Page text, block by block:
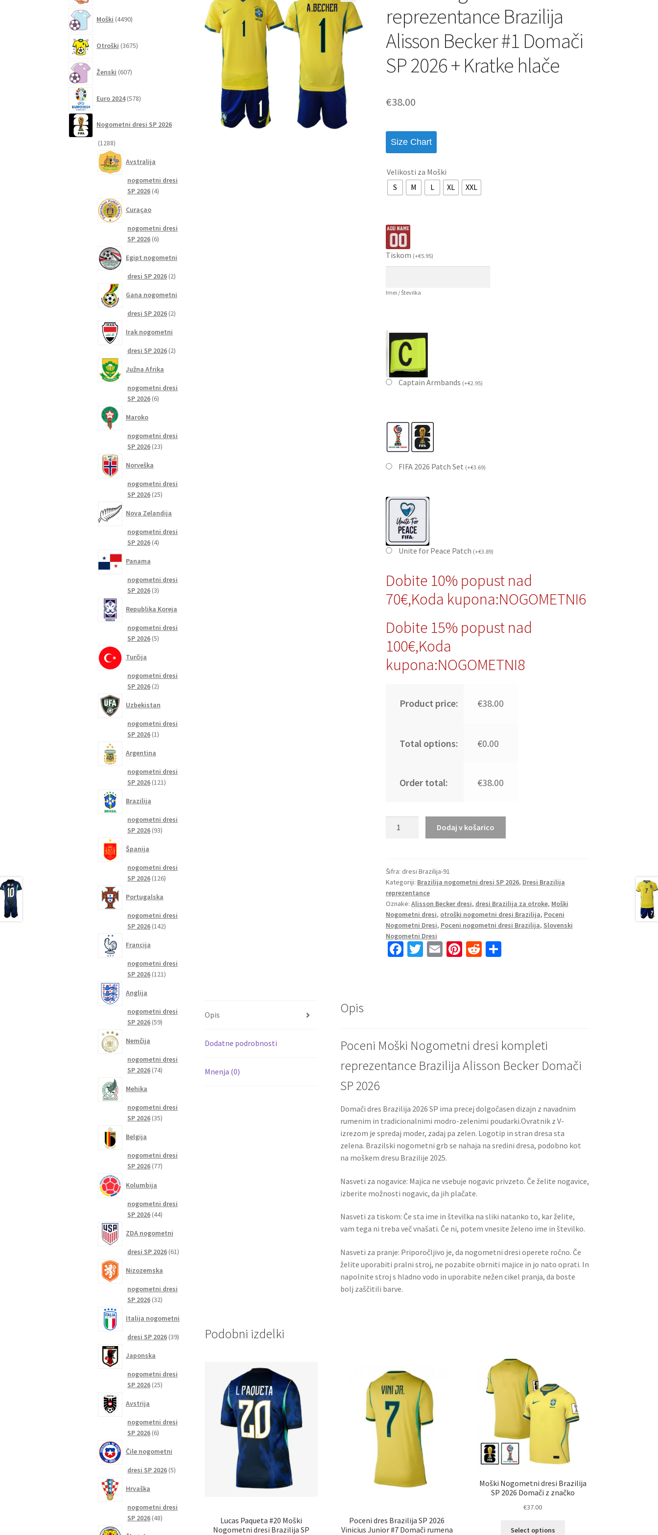
reprezentance Brazilija
Alisson Becker #1 Domači
SP 2026 + Kratke hlače
€38.00
Size Chart
Velikosti za Moški
S
M L XL XXL
Tiskom (+€5.95)
Imei / Številka
Captain Armbands (+€2.95)
FIFA 2026 Patch Set (+€3.69)
Unite for Peace Patch (+€3.89)
Dobite 10% popust nad
70€,Koda kupona:NOGOMETNI6
Dobite 15% popust nad
100€,Koda
kupona:NOGOMETNI8
Product price: €38.00
Total options: €0.00
Order total: €38.00
Brazilija
Alisson
Becker
#1
Domači
SP
2026
+
Dodaj v košarico
Šifra: dresi Brazilija-91
Kategoriji: Brazilija nogometni dresi SP 2026, Dresi Brazilija
reprezentance
Oznake: Alisson Becker dresi, dresi Brazilija za otroke, Moški
Nogometni dresi, otroški nogometni dresi Brazilija, Poceni
Nogometni Dresi, Poceni nogometni dresi Brazilija, Slovenski
Nogometni Dresi
Fa T E Pi R S
Opis
Dodatne podrobnosti
Mnenja (0)
Opis
Poceni Moški Nogometni dresi kompleti
reprezentance Brazilija Alisson Becker Domači
SP 2026
Domači dres Brazilija 2026 SP ima precej dolgočasen dizajn z navadnim
rumenim in tradicionalnimi modro-zelenimi poudarki.Ovratnik z V-
izrezom je spredaj moder, zadaj pa zelen. Logotip in stran dresa sta
zelena. Brazilski nogometni grb se nahaja na sredini dresa, podobno kot
na moškem dresu Brazilije 2025.
Nasveti za nogavice: Majica ne vsebuje nogavic privzeto. Če želite nogavice,
izberite možnosti nogavic, da jih plačate.
Nasveti za tiskom: Če sta ime in številka na sliki natanko to, kar želite,
vam tega ni treba več vnašati. Če ni, potem vnesite želeno ime in številko.
Nasveti za pranje: Priporočljivo je, da nogometni dresi operete ročno. Če
želite uporabiti pralni stroj, ne pozabite obrniti majice in jo nato oprati. In
napolnite stroj s hladno vodo in uporabite nežen cikel pranja, da boste
bolj zaščitili barve.
Podobni izdelki
Lucas Paqueta #20 Moški
Nogometni dresi Brazilija SP
Poceni dres Brazilija SP 2026
Vinicius Junior #7 Domači rumena
Moški Nogometni dresi Brazilija
SP 2026 Domači z značko
€37.00
Select options
Moški 4490izdelkov
Otroški 3675izdelkov
Ženski 607izdelkov
Euro 2024 578izdelkov
Nogometni dresi SP 2026
12881288
izdelkov
Avstralija
nogometni dresi
SP 2026 44
Curaçao
nogometni dresi
SP 2026 66
Egipt nogometni
dresi SP 2026 22
Gana nogometni
dresi SP 2026 22
Irak nogometni
dresi SP 2026 22
Južna Afrika
nogometni dresi
SP 2026 66
Maroko
nogometni dresi
SP 2026 2323
Norveška
nogometni dresi
SP 2026 2525
Nova Zelandija
nogometni dresi
SP 2026 44
Panama
nogometni dresi
SP 2026 33
Republika Koreja
nogometni dresi
SP 2026 55
Turčija
nogometni dresi
SP 2026 22
Uzbekistan
nogometni dresi
SP 2026 11
Argentina
nogometni dresi
SP 2026 121121
Brazilija
nogometni dresi
SP 2026 9393
Španija
nogometni dresi
SP 2026 126126
Portugalska
nogometni dresi
SP 2026 142142
Francija
nogometni dresi
SP 2026 121121
Anglija
nogometni dresi
SP 2026 5959
Nemčija
nogometni dresi
SP 2026 7474
Mehika
nogometni dresi
SP 2026 3535
Belgija
nogometni dresi
SP 2026 7777
Kolumbija
nogometni dresi
SP 2026 4444
ZDA nogometni
dresi SP 2026 6161
Nizozemska
nogometni dresi
SP 2026 3232
Italija nogometni
dresi SP 2026 3939
Japonska
nogometni dresi
SP 2026 2525
Avstrija
nogometni dresi
SP 2026 66
Čile nogometni
dresi SP 2026 55
Hrvaška
nogometni dresi
SP 2026 4848